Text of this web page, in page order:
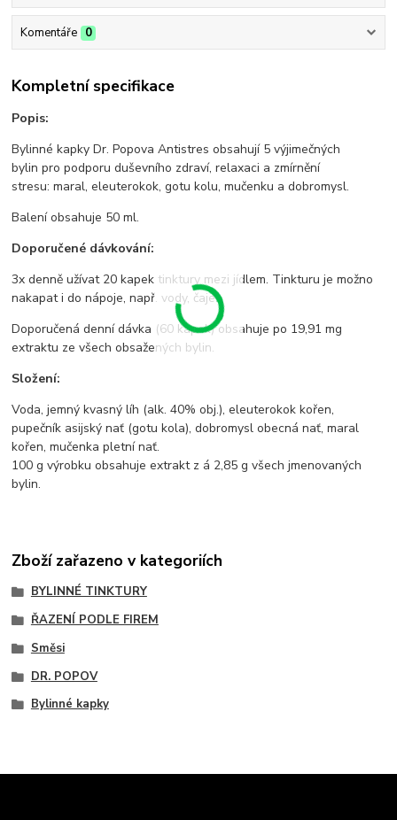
Komentáře 0
Kompletní specifikace
Popis:
Bylinné kapky Dr. Popova Antistres obsahují 5 výjimečných
bylin pro podporu duševního zdraví, relaxaci a zmírnění
stresu: maral, eleuterokok, gotu kolu, mučenku a dobromysl.
Balení obsahuje 50 ml.
Doporučené dávkování:
3x denně užívat 20 kapek tinktury mezi jídlem. Tinkturu je možno
nakapat i do nápoje, např. vody, čaje.
Doporučená denní dávka (60 kapek) obsahuje po 19,91 mg
extraktu ze všech obsažených bylin.
Složení:
Voda, jemný kvasný líh (alk. 40% obj.), eleuterokok kořen,
pupečník asijský nať (gotu kola), dobromysl obecná nať, maral
kořen, mučenka pletní nať.
100 g výrobku obsahuje extrakt z á 2,85 g všech jmenovaných
bylin.
Zboží zařazeno v kategoriích
BYLINNÉ TINKTURY
ŘAZENÍ PODLE FIREM
Směsi
DR. POPOV
Bylinné kapky